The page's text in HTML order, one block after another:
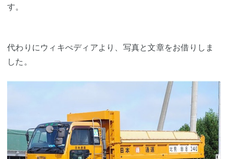
す。
代わりにウィキぺディアより、写真と文章をお借りしま
した。